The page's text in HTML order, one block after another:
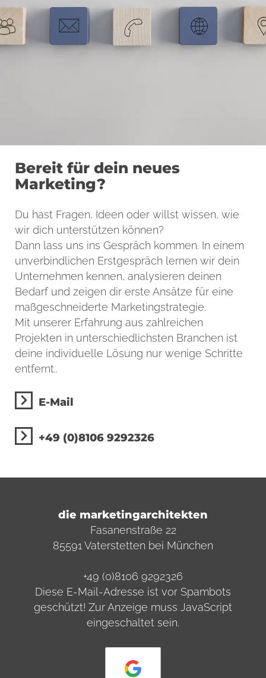
Bereit für dein neues
Marketing?
Du hast Fragen, Ideen oder willst wissen, wie
wir dich unterstützen können?
Dann lass uns ins Gespräch kommen. In einem
unverbindlichen Erstgespräch lernen wir dein
Unternehmen kennen, analysieren deinen
Bedarf und zeigen dir erste Ansätze für eine
maßgeschneiderte Marketingstrategie.
Mit unserer Erfahrung aus zahlreichen
Projekten in unterschiedlichsten Branchen ist
deine individuelle Lösung nur wenige Schritte
entfernt..
E-Mail
+49 (0)8106 9292326
die marketingarchitekten
Fasanenstraße 22
85591 Vaterstetten bei München
+49 (0)8106 9292326
Diese E-Mail-Adresse ist vor Spambots
geschützt! Zur Anzeige muss JavaScript
eingeschaltet sein.